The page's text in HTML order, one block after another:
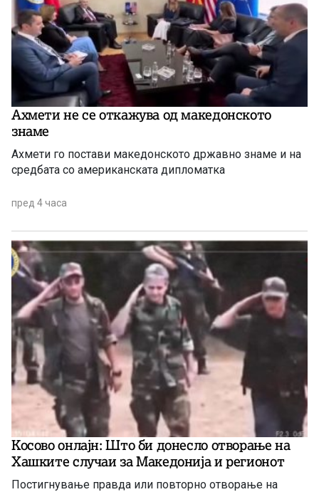
Ахмети не се откажува од македонското
знаме
Ахмети го постави македонското државно знаме и на
средбата со американската дипломатка
пред 4 часа
Косово онлајн: Што би донесло отворање на
Хашките случаи за Македонија и регионот
Постигнување правда или повторно отворање на